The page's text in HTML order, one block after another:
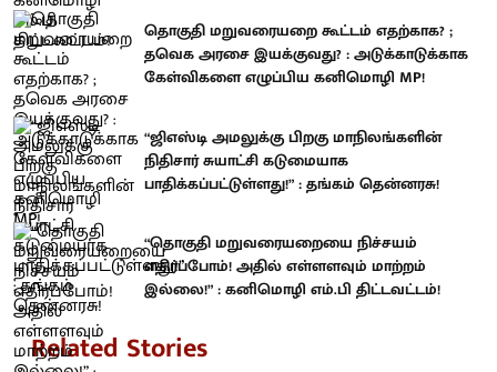
தொகுதி மறுவரையறை கூட்டம் எதற்காக? ;
தவெக அரசை இயக்குவது? : அடுக்காடுக்காக
கேள்விகளை எழுப்பிய கனிமொழி MP!
“ஜிஎஸ்டி அமலுக்கு பிறகு மாநிலங்களின்
நிதிசார் சுயாட்சி கடுமையாக
பாதிக்கப்பட்டுள்ளது!” : தங்கம் தென்னரசு!
“தொகுதி மறுவரையறையை நிச்சயம்
எதிர்ப்போம்! அதில் எள்ளளவும் மாற்றம்
இல்லை!” : கனிமொழி எம்.பி திட்டவட்டம்!
Related Stories